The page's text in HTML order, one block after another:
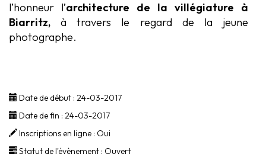
l’honneur l’architecture de la villégiature à
Biarritz,à travers le regard de la jeune
photographe.
Date de début : 24-03-2017
Date de fin : 24-03-2017
Inscriptions en ligne : Oui
Statut de l'évènement : Ouvert